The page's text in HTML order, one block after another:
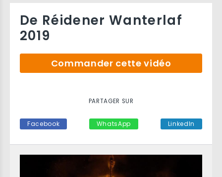
De Réidener Wanterlaf
2019
Commander cette vidéo
PARTAGER SUR
Facebook WhatsApp LinkedIn